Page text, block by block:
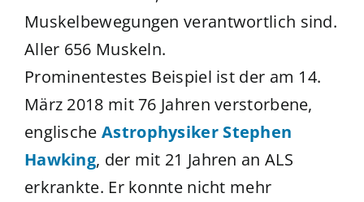
Muskelbewegungen verantwortlich sind.
Aller 656 Muskeln.
Prominentestes Beispiel ist der am 14.
März 2018 mit 76 Jahren verstorbene,
englische Astrophysiker Stephen
Hawking, der mit 21 Jahren an ALS
erkrankte. Er konnte nicht mehr